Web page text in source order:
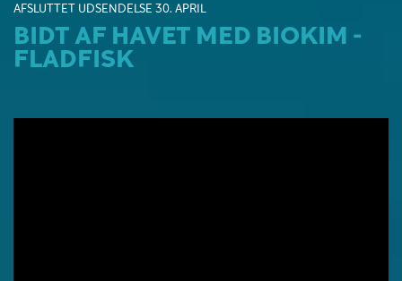
AFSLUTTET UDSENDELSE 30. APRIL
BIDT AF HAVET MED BIOKIM -
FLADFISK